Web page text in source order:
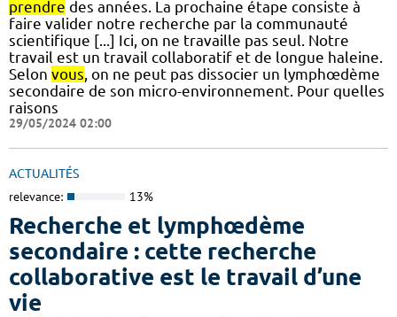
prendre des années. La prochaine étape consiste à
faire valider notre recherche par la communauté
scientifique [...] Ici, on ne travaille pas seul. Notre
travail est un travail collaboratif et de longue haleine.
Selon vous, on ne peut pas dissocier un lymphœdème
secondaire de son micro-environnement. Pour quelles
raisons
29/05/2024 02:00
ACTUALITÉS
relevance: 13%
Recherche et lymphœdème
secondaire : cette recherche
collaborative est le travail d’une
vie